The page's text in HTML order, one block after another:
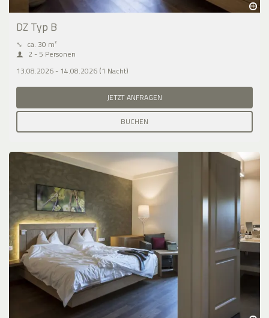
DZ Typ B
⤡ ca. 30 m²
2 - 5 Personen
13.08.2026 - 14.08.2026 (1 Nacht)
JETZT ANFRAGEN
BUCHEN